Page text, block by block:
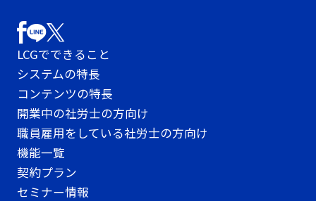
LCGでできること
システムの特長
コンテンツの特長
開業中の社労士の方向け
職員雇用をしている社労士の方向け
機能一覧
契約プラン
セミナー情報